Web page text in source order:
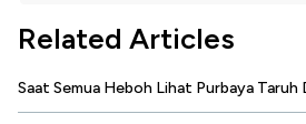
Related Articles
Saat Semua Heboh Lihat Purbaya Taruh